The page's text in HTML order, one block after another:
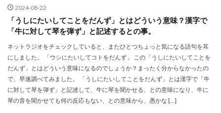
2024-08-22
「うしにたいしてことをだんず」とはどういう意味？漢字で
「牛に対して琴を弾ず」と記述するとの事。
ネットラジオをチェックしていると、またひとつちょっと気になる語句を耳
にしました。 「ウシにたいしてコトをだんず」 この「うしにたいしてことを
だんず」とはどういう意味になるのでしょうか？まったく分からなかったの
で、早速調べてみました。 「うしにたいしてことをだんず」とは漢字で「牛
に対して琴を弾ず」と記述して、牛に琴を聞かせる、との意味になり、牛に
琴の音を聞かせても何の反応もない、との意味から、愚かな […]